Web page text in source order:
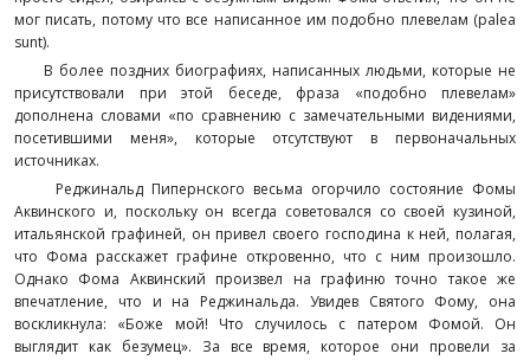
мог писать, потому что все написанное им подобно плевелам (palea
sunt).
В более поздних биографиях, написанных людьми, которые не
присутствовали при этой беседе, фраза «подобно плевелам»
дополнена словами «по сравнению с замечательными видениями,
посетившими меня», которые отсутствуют в первоначальных
источниках.
Реджинальд Пипернского весьма огорчило состояние Фомы
Аквинского и, поскольку он всегда советовался со своей кузиной,
итальянской графиней, он привел своего господина к ней, полагая,
что Фома расскажет графине откровенно, что с ним произошло.
Однако Фома Аквинский произвел на графиню точно такое же
впечатление, что и на Реджинальда. Увидев Святого Фому, она
воскликнула: «Боже мой! Что случилось с патером Фомой. Он
выглядит как безумец». За все время, которое они провели за